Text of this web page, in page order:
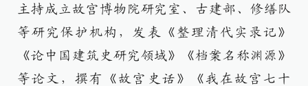
主持成立故宫博物院研究室、古建部、修缮队
等研究保护机构，发表《整理清代实录记》
《论中国建筑史研究领域》《档案名称渊源》
等论文，撰有《故宫史话》《我在故宫七十